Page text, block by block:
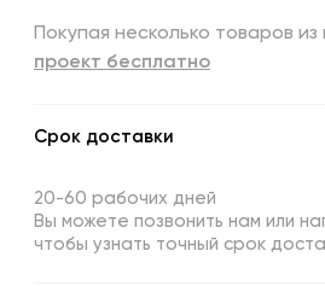
Покупая несколько товаров
проект бесплатно
Срок доставки
20-60 рабочих дней
Вы можете позвонить нам или
чтобы узнать точный срок